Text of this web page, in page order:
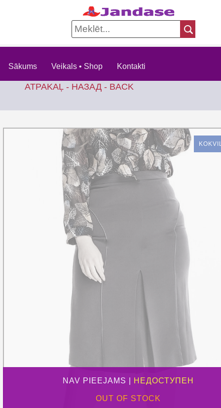
Sākums Veikals • Shop Kontakti
ATPAKAĻ - НАЗАД - BACK
NAV PIEEJAMS | НЕДОСТУПЕН
OUT OF STOCK